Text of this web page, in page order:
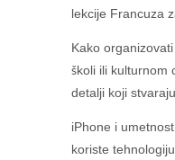
lekcije Francuza
Kako
školi ili kulturnom
detalji koji
iPhone i
koriste